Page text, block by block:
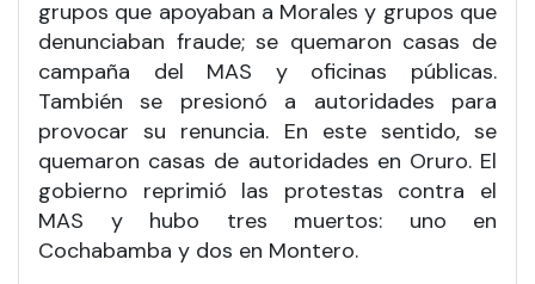
grupos que apoyaban a Morales y grupos que
denunciaban fraude; se quemaron casas de
campaña del MAS y oficinas públicas.
También se presionó a autoridades para
provocar su renuncia. En este sentido, se
quemaron casas de autoridades en Oruro. El
gobierno reprimió las protestas contra el
MAS y hubo tres muertos: uno en
Cochabamba y dos en Montero.